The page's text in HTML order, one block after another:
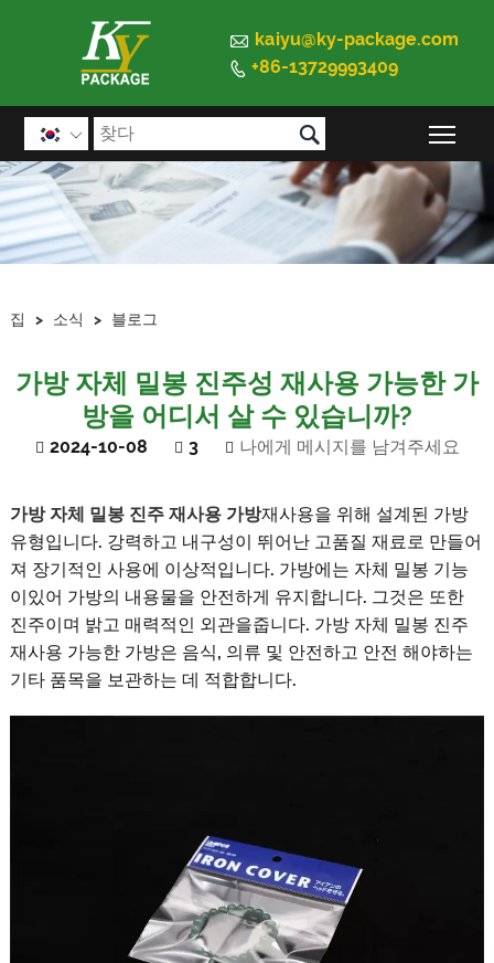
 kaiyu@ky-package.com
 +86-13729993409
 
집 > 소식 > 블로그
가방 자체 밀봉 진주성 재사용 가능한 가
방을 어디서 살 수 있습니까?
2024-10-08 3 나에게 메시지를 남겨주세요
가방 자체 밀봉 진주 재사용 가방재사용을 위해 설계된 가방
유형입니다. 강력하고 내구성이 뛰어난 고품질 재료로 만들어
져 장기적인 사용에 이상적입니다. 가방에는 자체 밀봉 기능
이있어 가방의 내용물을 안전하게 유지합니다. 그것은 또한
진주이며 밝고 매력적인 외관을줍니다. 가방 자체 밀봉 진주
재사용 가능한 가방은 음식, 의류 및 안전하고 안전 해야하는
기타 품목을 보관하는 데 적합합니다.